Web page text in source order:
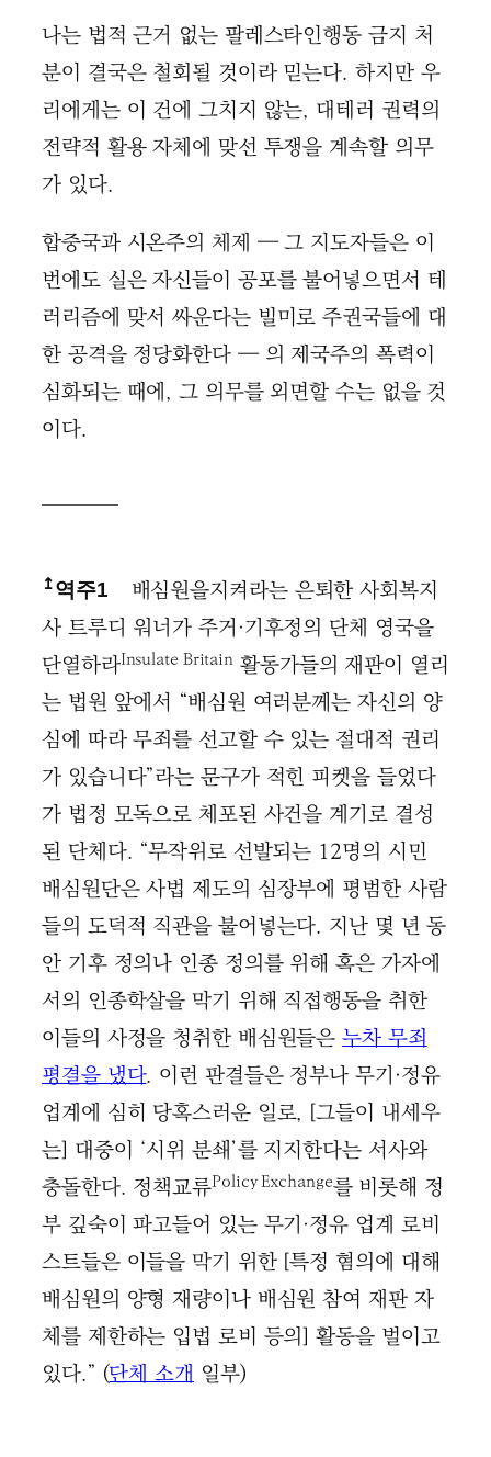
나는 법적 근거 없는 팔레스타인행동 금지 처
분이 결국은 철회될 것이라 믿는다. 하지만 우
리에게는 이 건에 그치지 않는, 대테러 권력의
전략적 활용 자체에 맞선 투쟁을 계속할 의무
가 있다.
합중국과 시온주의 체제 — 그 지도자들은 이
번에도 실은 자신들이 공포를 불어넣으면서 테
러리즘에 맞서 싸운다는 빌미로 주권국들에 대
한 공격을 정당화한다 — 의 제국주의 폭력이
심화되는 때에, 그 의무를 외면할 수는 없을 것
이다.
↥역주1
배심원을지켜라는 은퇴한 사회복지
사 트루디 워너가 주거·기후정의 단체 영국을
단열하라Insulate Britain 활동가들의 재판이 열리
는 법원 앞에서 “배심원 여러분께는 자신의 양
심에 따라 무죄를 선고할 수 있는 절대적 권리
가 있습니다”라는 문구가 적힌 피켓을 들었다
가 법정 모독으로 체포된 사건을 계기로 결성
된 단체다. “무작위로 선발되는 12명의 시민
배심원단은 사법 제도의 심장부에 평범한 사람
들의 도덕적 직관을 불어넣는다. 지난 몇 년 동
안 기후 정의나 인종 정의를 위해 혹은 가자에
서의 인종학살을 막기 위해 직접행동을 취한
이들의 사정을 청취한 배심원들은누차 무죄
평결을 냈다. 이런 판결들은 정부나 무기·정유
업계에 심히 당혹스러운 일로, [그들이 내세우
는] 대중이 ‘시위 분쇄’를 지지한다는 서사와
충돌한다. 정책교류Policy Exchange를 비롯해 정
부 깊숙이 파고들어 있는 무기·정유 업계 로비
스트들은 이들을 막기 위한 [특정 혐의에 대해
배심원의 양형 재량이나 배심원 참여 재판 자
체를 제한하는 입법 로비 등의] 활동을 벌이고
있다.” (단체 소개일부)